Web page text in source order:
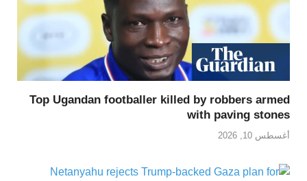
Top Ugandan footballer killed by robbers armed
with paving stones
أغسطس 10, 2026